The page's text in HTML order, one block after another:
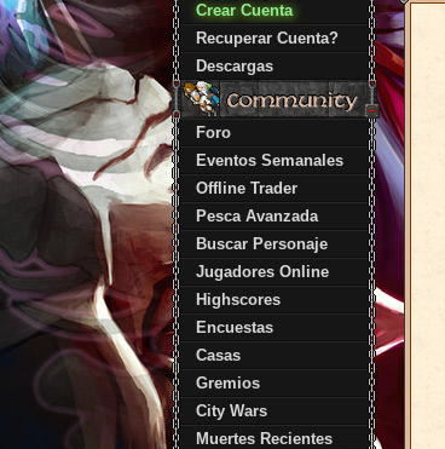
Crear Cuenta
Recuperar Cuenta?
Descargas
Foro
Eventos Semanales
Offline Trader
Pesca Avanzada
Buscar Personaje
Jugadores Online
Highscores
Encuestas
Casas
Gremios
City Wars
Muertes Recientes